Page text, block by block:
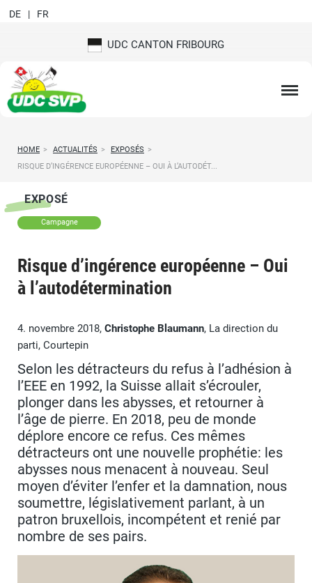
UDC CANTON FRIBOURG
DE FR
HOME > ACTUALITÉS > EXPOSÉS >
RISQUE D’INGÉRENCE EUROPÉENNE – OUI À L’AUTODÉT...
EXPOSÉ
Campagne
Risque d’ingérence européenne – Oui
à l’autodétermination
4. novembre 2018, Christophe Blaumann, La direction du
parti, Courtepin
Selon les détracteurs du refus à l’adhésion à
l’EEE en 1992, la Suisse allait s’écrouler,
plonger dans les abysses, et retourner à
l’âge de pierre. En 2018, peu de monde
déplore encore ce refus. Ces mêmes
détracteurs ont une nouvelle prophétie: les
abysses nous menacent à nouveau. Seul
moyen d’éviter l’enfer et la damnation, nous
soumettre, législativement parlant, à un
patron bruxellois, incompétent et renié par
nombre de ses pairs.